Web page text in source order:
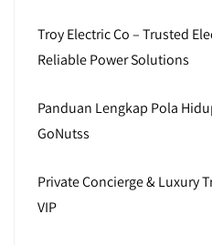
Troy Electric Co – Trusted
Reliable Power Solutions
Panduan Lengkap Pola
GoNutss
Private Concierge & Luxury
VIP